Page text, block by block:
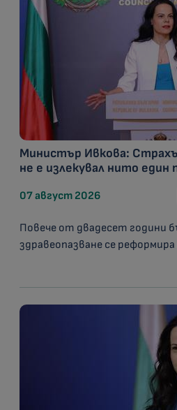
Министър Ивкова:
не е излекувал нито един
07 август 2026
Повече от двадесет години
здравеопазване се